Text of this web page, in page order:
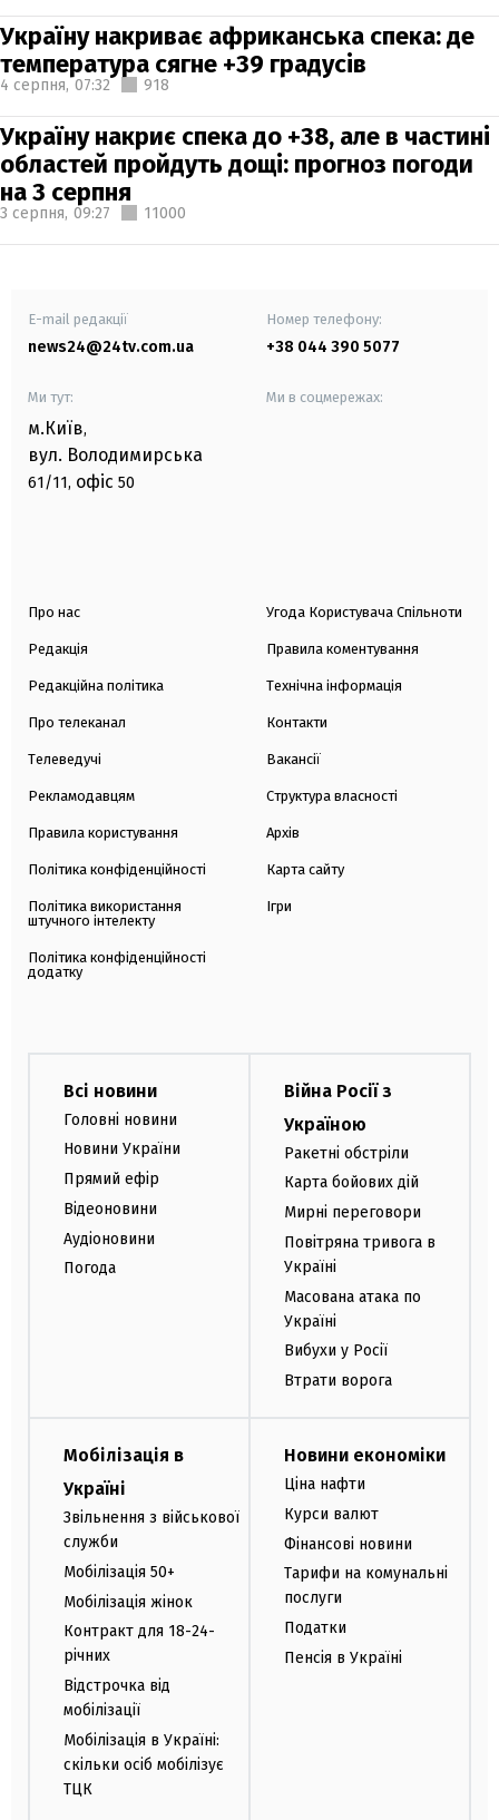
Україну накриває африканська спека: де
температура сягне +39 градусів
4 серпня, 07:32 918
Україну накриє спека до +38, але в частині
областей пройдуть дощі: прогноз погоди
на 3 серпня
3 серпня, 09:27 11000
E-mail редакції
news24@24tv.com.ua
Номер телефону:
+38 044 390 5077
Ми тут:
м.Київ,
вул. Володимирська
61/11, офіс 50
Ми в соцмережах:
Про нас
Редакція
Редакційна політика
Про телеканал
Телеведучі
Рекламодавцям
Правила користування
Політика конфіденційності
Політика використання
штучного інтелекту
Політика конфіденційності
додатку
Угода Користувача Спільноти
Правила коментування
Технічна інформація
Контакти
Вакансії
Структура власності
Архів
Карта сайту
Ігри
Всі новини
Головні новини
Новини України
Прямий ефір
Відеоновини
Аудіоновини
Погода
Війна Росії з
Україною
Ракетні обстріли
Карта бойових дій
Мирні переговори
Повітряна тривога в
Україні
Масована атака по
Україні
Вибухи у Росії
Втрати ворога
Мобілізація в
Україні
Звільнення з військової
служби
Мобілізація 50+
Мобілізація жінок
Контракт для 18-24-
річних
Відстрочка від
мобілізації
Мобілізація в Україні:
скільки осіб мобілізує
ТЦК
Новини економіки
Ціна нафти
Курси валют
Фінансові новини
Тарифи на комунальні
послуги
Податки
Пенсія в Україні